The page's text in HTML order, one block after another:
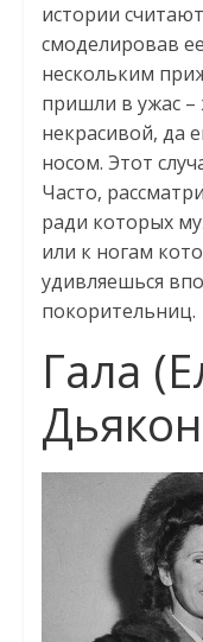
истории
смоделировав
нескольким
пришли в ужас –
некрасивой, да
носом. Этот
Часто,
ради которых
или к ногам
удивляешься
покорительниц.
Гала